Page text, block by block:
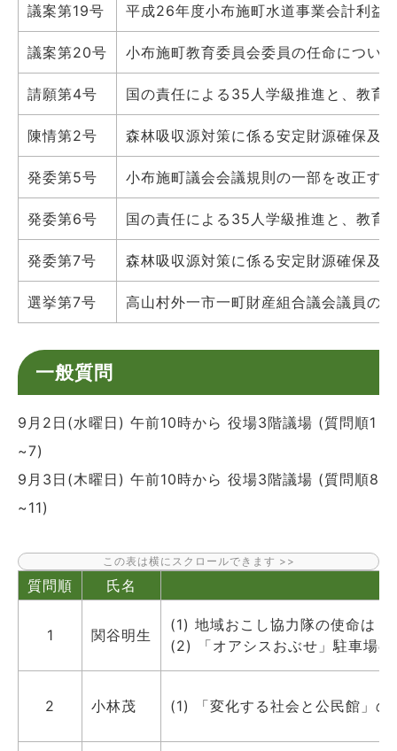
議案第19号 平成26年度小布施町水道事業会計利益
議案第20号 小布施町教育委員会委員の任命について
請願第4号 国の責任による35人学級推進と、教育
陳情第2号 森林吸収源対策に係る安定財源確保及
発委第5号 小布施町議会会議規則の一部を改正す
発委第6号 国の責任による35人学級推進と、教育
発委第7号 森林吸収源対策に係る安定財源確保及
選挙第7号 高山村外一市一町財産組合議会議員の
一般質問
9月2日(水曜日) 午前10時から 役場3階議場 (質問順1
~7)
9月3日(木曜日) 午前10時から 役場3階議場 (質問順8
~11)
質問順 氏名
1 関谷明生
(1) 地域おこし協力隊の使命は
(2) 「オアシスおぶせ」駐車場
2 小林茂 (1) 「変化する社会と公民館」の